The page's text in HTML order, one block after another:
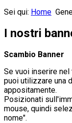
Sei qui: Home
I nostri
Scambio Banner
Se vuoi inserire nel
puoi utilizzare una
appositamente.
Posizionati
mouse, quindi
nome".